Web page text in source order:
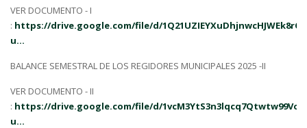
VER DOCUMENTO - I
: https://drive.google.com/file/d/
u...
BALANCE SEMESTRAL DE LOS REGIDORES MUNICIPALES 2025 -II
VER DOCUMENTO - II
: https://drive.google.com/file/d/
u...